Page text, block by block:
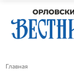
Главная